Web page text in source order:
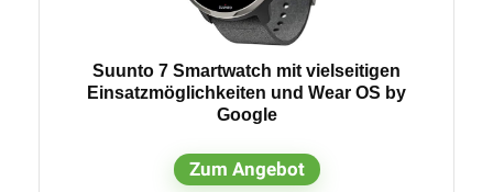
Suunto 7 Smartwatch mit vielseitigen
Einsatzmöglichkeiten und Wear OS by
Google
Zum Angebot